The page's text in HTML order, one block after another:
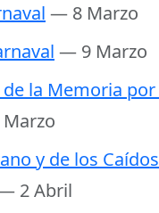
— 8 Marzo
— 9 Marzo
la Memoria por
y de los
2 Abril